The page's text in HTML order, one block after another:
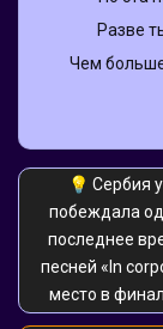
Разве
Чем
💡 Сербия
побеждала
последнее
песней «ln
место в